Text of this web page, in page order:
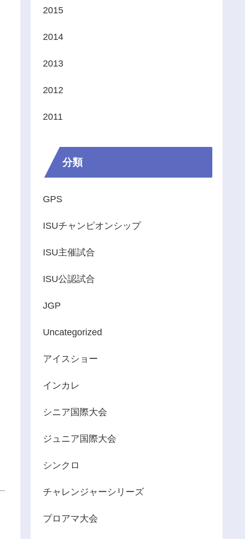
2015
2014
2013
2012
2011
分類
GPS
ISUチャンピオンシップ
ISU主催試合
ISU公認試合
JGP
Uncategorized
アイスショー
インカレ
シニア国際大会
ジュニア国際大会
シンクロ
チャレンジャーシリーズ
プロアマ大会